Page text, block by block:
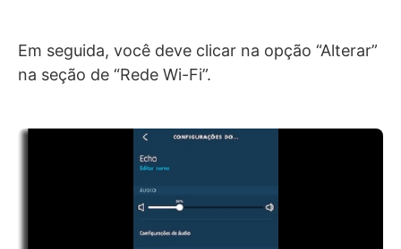
Em seguida, você deve clicar na opção “Alterar”
na seção de “Rede Wi-Fi”.